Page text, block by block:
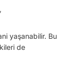
yaşanabilir. Bu
de